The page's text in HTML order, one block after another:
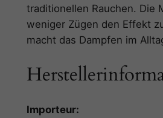
traditionellen Rauchen. Die
weniger Zügen den Effekt
macht das Dampfen im
Importeur: